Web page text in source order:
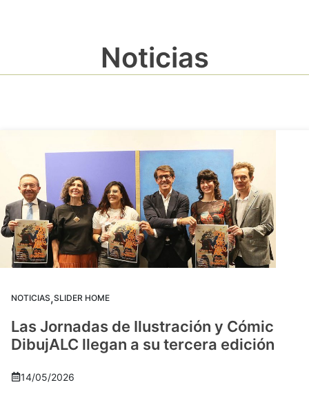
Noticias
NOTICIAS,SLIDER HOME
Las Jornadas de Ilustración y Cómic
DibujALC llegan a su tercera edición
14/05/2026